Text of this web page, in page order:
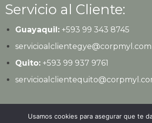
Servicio al Cliente:
Guayaquil:+593 99 343 8745
servicioalclientegye@corpmyl.com
Quito:+593 99 937 9761
Usamos cookies para asegurar que te